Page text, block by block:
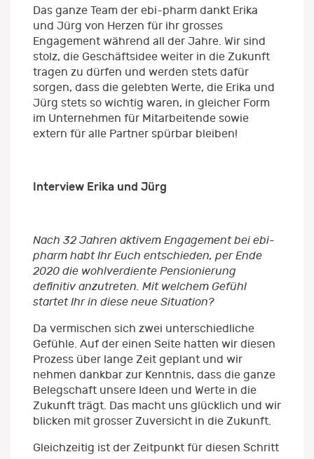
Das ganze Team der ebi-pharm dankt Erika
und Jürg von Herzen für ihr grosses
Engagement während all der Jahre. Wir sind
stolz, die Geschäftsidee weiter in die Zukunft
tragen zu dürfen und werden stets dafür
sorgen, dass die gelebten Werte, die Erika und
Jürg stets so wichtig waren, in gleicher Form
im Unternehmen für Mitarbeitende sowie
extern für alle Partner spürbar bleiben!
Interview Erika und Jürg
Nach 32 Jahren aktivem Engagement bei ebi-
pharm habt Ihr Euch entschieden, per Ende
2020 die wohlverdiente Pensionierung
definitiv anzutreten. Mit welchem Gefühl
startet Ihr in diese neue Situation?
Da vermischen sich zwei unterschiedliche
Gefühle. Auf der einen Seite hatten wir diesen
Prozess über lange Zeit geplant und wir
nehmen dankbar zur Kenntnis, dass die ganze
Belegschaft unsere Ideen und Werte in die
Zukunft trägt. Das macht uns glücklich und wir
blicken mit grosser Zuversicht in die Zukunft.
Gleichzeitig ist der Zeitpunkt für diesen Schritt